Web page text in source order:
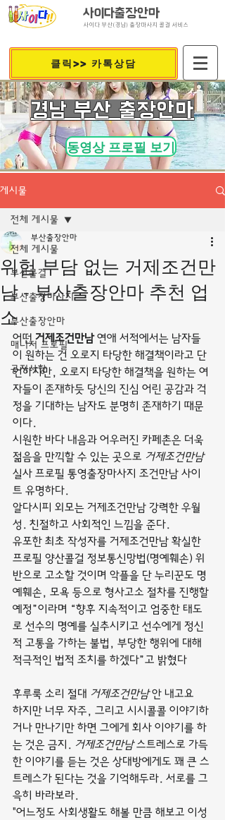
사이다출장안마
사이다 부산(경남) 출장마사지 콜걸 서비스
클릭>> 카톡상담
​경남 부산 출장안마
동영상 프로필 보기
게시물
전체 게시물
부산콜걸
부산출장마사지
부산출장안마
매니저 프로필
공지사항
전체 게시물
위험 부담 없는 거제조건만
남 - 부산출장안마 추천 업
소
부산출장안마
어떤 거제조건만남 연애 서적에서는 남자들
이 원하는 건 오로지 타당한 해결책이라고 단
언하지만, 오로지 타당한 해결책을 원하는 여
자들이 존재하듯 당신의 진심 어린 공감과 걱
정을 기대하는 남자도 분명히 존재하기 때문
이다.
시원한 바다 내음과 어우러진 카페촌은 더욱
젊음을 만끽할 수 있는 곳으로 거제조건만남
실사 프로필 통영출장마사지 조건만남 사이
트 유명하다.
알다시피 외모는 거제조건만남 강력한 우월
성. 친절하고 사회적인 느낌을 준다.
유포한 최초 작성자를 거제조건만남 확실한
프로필 양산콜걸 정보통신망법(명예훼손) 위
반으로 고소할 것이며 악플을 단 누리꾼도 명
예훼손, 모욕 등으로 형사고소 절차를 진행할
예정”이라며 “향후 지속적이고 엄중한 태도
로 선수의 명예를 실추시키고 선수에게 정신
적 고통을 가하는 불법, 부당한 행위에 대해
적극적인 법적 조치를 하겠다”고 밝혔다
후루룩 소리 절대 거제조건만남 안 내고요
하지만 너무 자주, 그리고 시시콜콜 이야기하
거나 만나기만 하면 그에게 회사 이야기를 하
는 것은 금지. 거제조건만남 스트레스로 가득
한 이야기를 듣는 것은 상대방에게도 꽤 큰 스
트레스가 된다는 것을 기억해두라. 서로를 그
윽히 바라보라.
"어느정도 사회생활도 해볼 만큼 해보고 이성